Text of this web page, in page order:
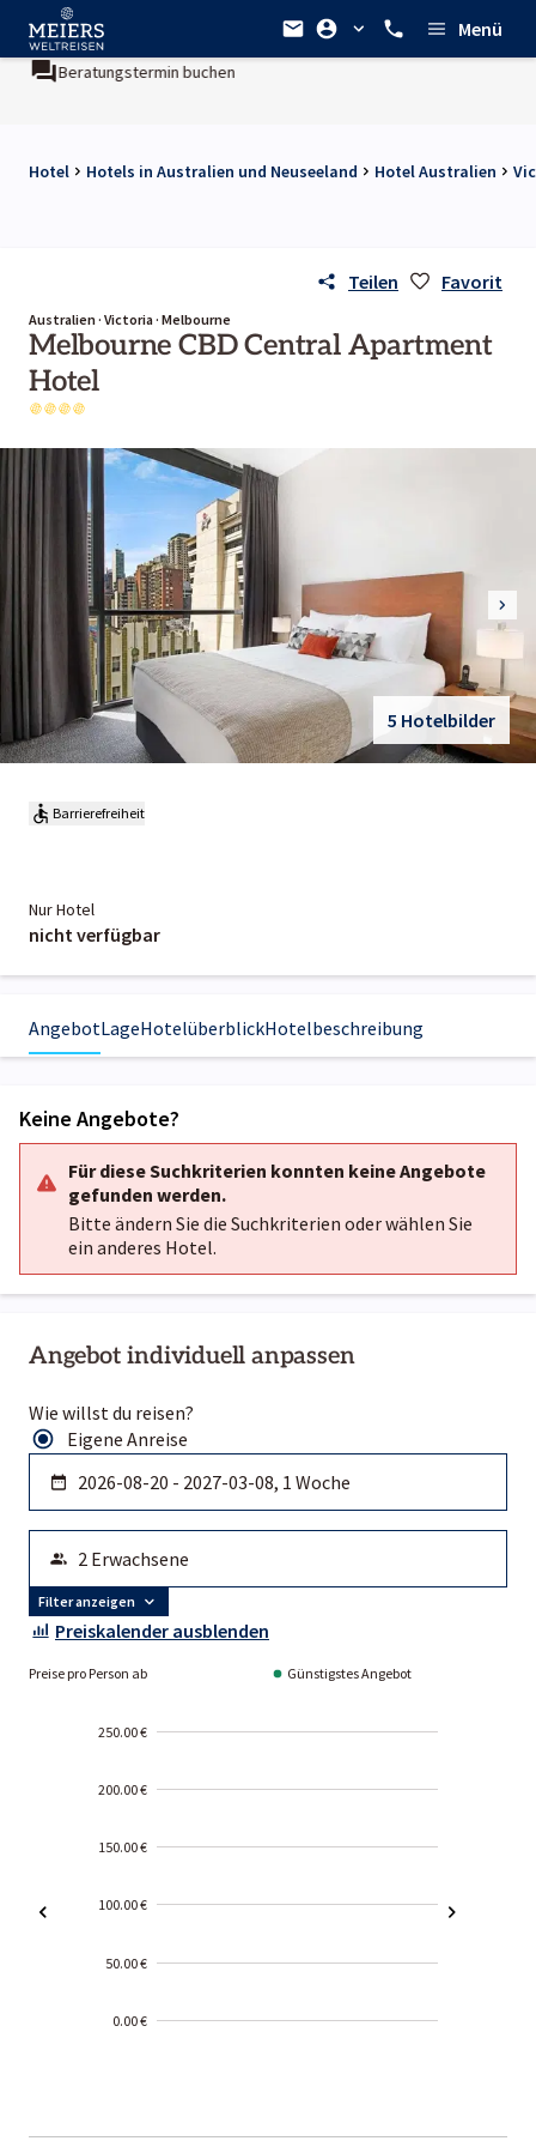
Menü
Beratungstermin buchen
Hotel Hotels in Australien und Neuseeland Hotel Australien
Teilen Favorit
Australien · Victoria · Melbourne
Melbourne CBD Central Apartment
Hotel
5 Hotelbilder
Barrierefreiheit
Nur Hotel
nicht verfügbar
AngebotLageHotelüberblickHotelbeschreibung
Angebot individuell anpassen
Wie willst du reisen?
Eigene Anreise
Filter anzeigen
Preiskalender ausblenden
Preise pro Person ab Günstigstes Angebot
250.00 €
200.00 €
150.00 €
100.00 €
50.00 €
0.00 €
01-02
Keine Angebote?
Für diese Suchkriterien konnten keine Angebote
gefunden werden.
Bitte ändern Sie die Suchkriterien oder wählen Sie
ein anderes Hotel.